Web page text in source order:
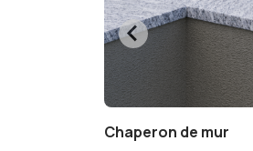
Chaperon de mur